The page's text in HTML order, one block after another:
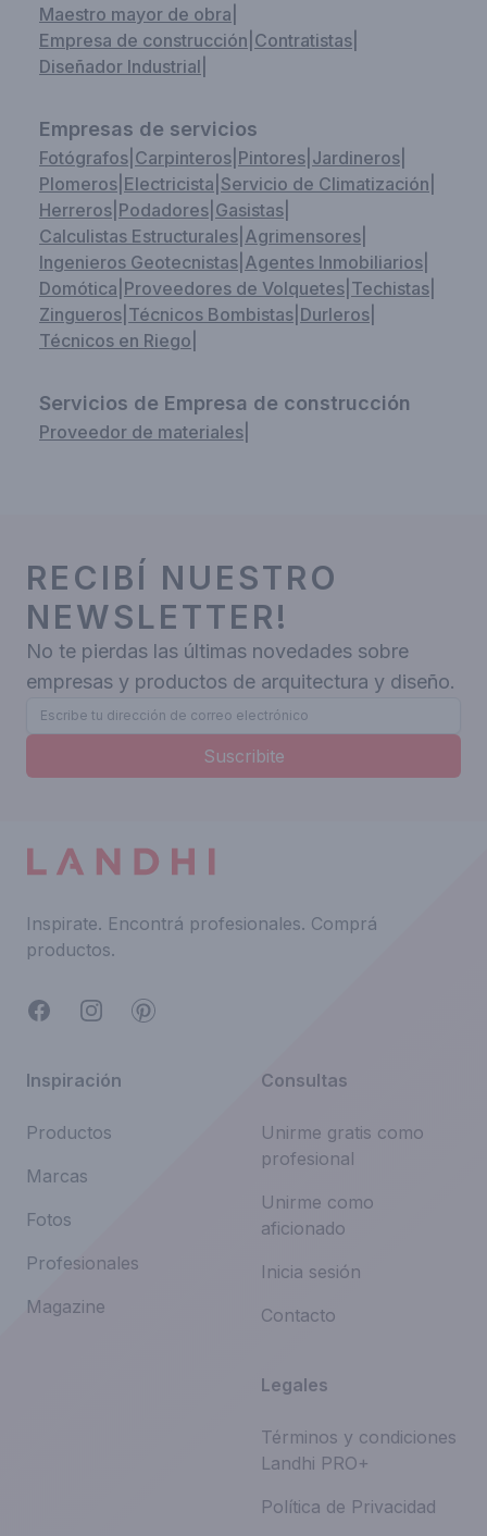
Maestro mayor de obra
Empresa de construcción Contratistas
Diseñador Industrial
Empresas de servicios
Fotógrafos Carpinteros Pintores Jardineros
Plomeros Electricista Servicio de Climatización
Herreros Podadores Gasistas
Calculistas Estructurales Agrimensores
Ingenieros Geotecnistas Agentes Inmobiliarios
Domótica Proveedores de Volquetes Techistas
Zingueros Técnicos Bombistas Durleros
Técnicos en Riego
Servicios de Empresa de construcción
Proveedor de materiales
RECIBÍ NUESTRO
NEWSLETTER!
No te pierdas las últimas novedades sobre
empresas y productos de arquitectura y diseño.
Suscribite
Inspirate. Encontrá profesionales. Comprá
productos.
FacebookInstagramPinterest
Inspiración
Productos
Marcas
Fotos
Profesionales
Magazine
Consultas
Unirme gratis como
profesional
Unirme como
aficionado
Inicia sesión
Contacto
Legales
Términos y condiciones
Landhi PRO+
Política de Privacidad